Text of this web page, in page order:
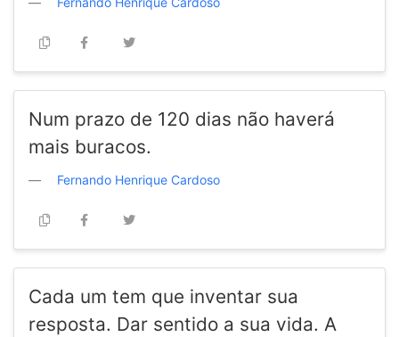
Num prazo de 120 dias não haverá
mais buracos.
Fernando Henrique Cardoso
Cada um tem que inventar sua
resposta. Dar sentido a sua vida. A